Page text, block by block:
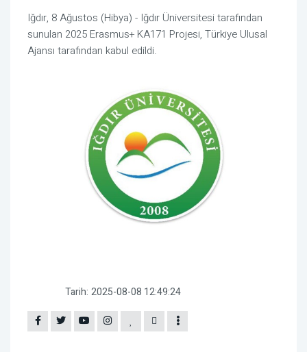
Iğdır, 8 Ağustos (Hibya) - Iğdır Üniversitesi tarafından
sunulan 2025 Erasmus+ KA171 Projesi, Türkiye Ulusal
Ajansı tarafından kabul edildi.
Tarih: 2025-08-08 12:49:24